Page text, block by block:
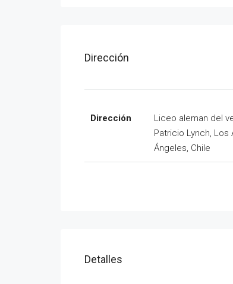
Dirección
Dirección
Liceo aleman del
Patricio Lynch, Los
Ángeles, Chile
Detalles